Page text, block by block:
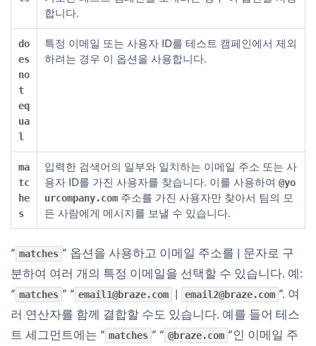
합니다.
do
es
no
t
eq
ua
l
특정 이메일 또는 사용자 ID를 테스트 캠페인에서 제외
하려는 경우 이 옵션을 사용합니다.
ma
tc
he
s
입력한 검색어의 일부와 일치하는 이메일 주소 또는 사
용자 ID를 가진 사용자를 찾습니다. 이를 사용하여 @yo
urcompany.com 주소를 가진 사용자만 찾아서 팀의 모
든 사람에게 메시지를 보낼 수 있습니다.
“ matches ” 옵션을 사용하고 이메일 주소를 | 문자로 구
분하여 여러 개의 특정 이메일을 선택할 수 있습니다. 예:
“ matches ” “ email1@braze.com | email2@braze.com ”. 여
러 연산자를 함께 결합할 수도 있습니다. 예를 들어 테스
트 세그먼트에는 “ matches ” “ @braze.com “인 이메일 주